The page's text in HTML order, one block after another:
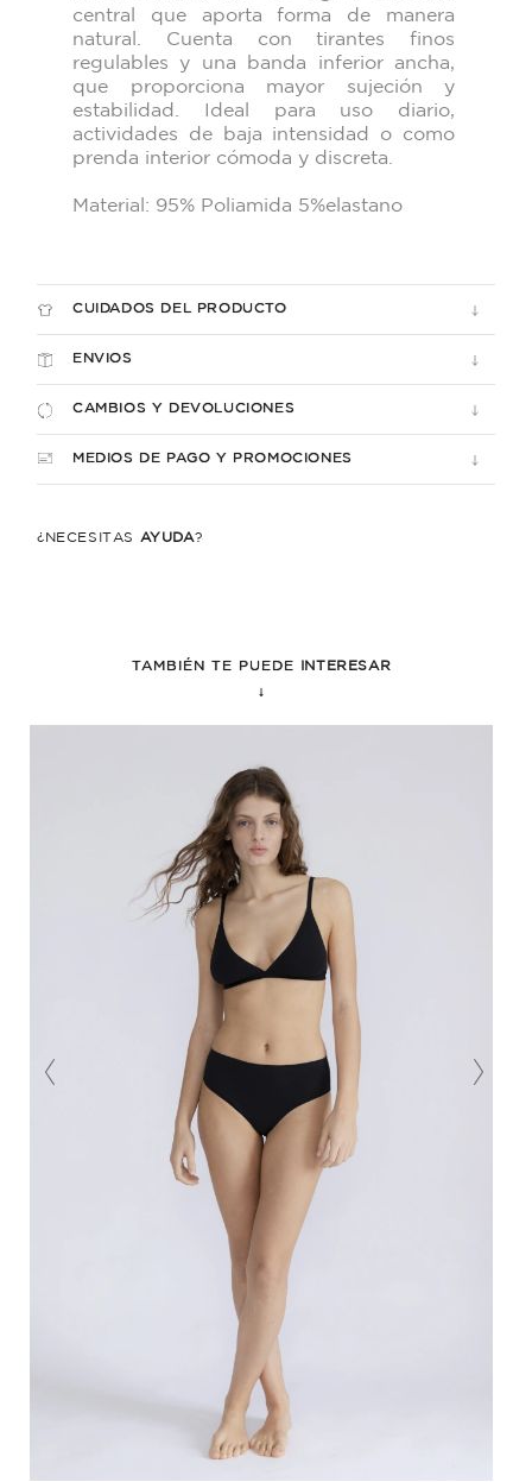
central que aporta forma de manera
natural. Cuenta con tirantes finos
regulables y una banda inferior ancha,
que proporciona mayor sujeción y
estabilidad. Ideal para uso diario,
actividades de baja intensidad o como
prenda interior cómoda y discreta.
Material: 95% Poliamida 5%elastano
CUIDADOS DEL PRODUCTO
ENVIOS
CAMBIOS Y DEVOLUCIONES
MEDIOS DE PAGO Y PROMOCIONES
¿NECESITÁS AYUDA?
TAMBIÉN TE PUEDE
INTERESAR
↓